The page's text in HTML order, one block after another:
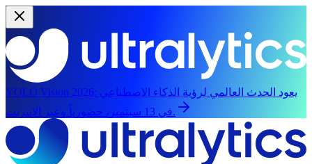
YOLO Vision 2026: يعود الحدث العالمي لرؤية الذكاء الاصطناعي
في 13 سبتمبر، حضورياً وعبر الإنترنت.